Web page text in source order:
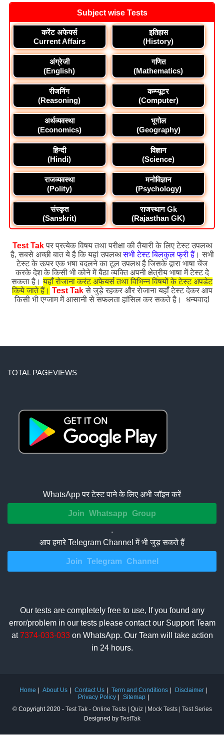
Subject wise Tests
करेंट अफेयर्स
Current Affairs
इतिहास
(History)
अंग्रेजी
(English)
गणित
(Mathematics)
रीजनिंग
(Reasoning)
कम्प्यूटर
(Computer)
अर्थव्यवस्था
(Economics)
भूगोल
(Geography)
हिन्दी
(Hindi)
विज्ञान
(Science)
राजव्यवस्था
(Polity)
मनोविज्ञान
(Psychology)
संस्कृत
(Sanskrit)
राजस्थान Gk
(Rajasthan GK)
Test Takपर प्रत्येक विषय तथा परीक्षा की तैयारी के लिए टेस्ट उपलब्ध
है, सबसे अच्छी बात ये है कि यहां उपलब्धसभी टेस्ट बिलकुल फ्री हैं। सभी
टेस्ट के ऊपर एक भषा बदलने का टूल उपलध है जिसके द्वारा भाषा चेंज
करके देश के किसी भी कोने में बैठा व्यक्ति अपनी क्षेत्रीय भाषा में टेस्ट दे
सकता है।यहाँ रोजाना करंट अफेयर्स तथा विभिन्न विषयों के टेस्ट अपडेट
किये जाते हैं। Test Takसे जुड़े रहकर और रोजाना यहाँ टेस्ट देकर आप
किसी भी एग्जाम में आसानी से सफलता हांसिल कर सकते है। धन्यवाद!
TOTAL PAGEVIEWS
WhatsApp पर टेस्ट पाने के लिए अभी जॉइन करें
Join Whatsapp Group
.
आप हमारे Telegram Channel में भी जुड़ सकते हैं
Join Telegram Channel
Our tests are completely free to use, If you found any
error/problem in our tests please contact our Support Team
at7374-033-033on WhatsApp. Our Team will take action
in 24 hours.
Home About Us Contact Us Term and Conditions
Disclaimer
Privacy Policy
Sitemap
© Copyright 2020 - Test Tak - Online Tests | Quiz | Mock Tests | Test Series
Designed by TestTak